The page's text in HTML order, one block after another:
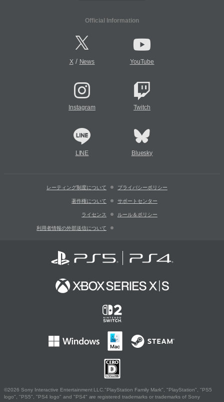
Official Information
X/ News YouTube
Instagram Twitch
LINE Bluesky
レーティング制度について プライバシーポリシー
著作権について サポートセンター
ライセンス ルール＆ポリシー
利用者情報の外部送信について
©2026 Sony Interactive Entertainment LLC."PlayStation Family Mark", "PlayStation", "PS5
logo", "PS5", "PS4 logo" and "PS4" are registered trademarks or trademarks of Sony